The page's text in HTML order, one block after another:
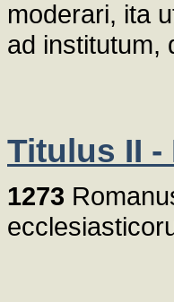
moderari, ita
ad institutum,
Titulus II -
1273